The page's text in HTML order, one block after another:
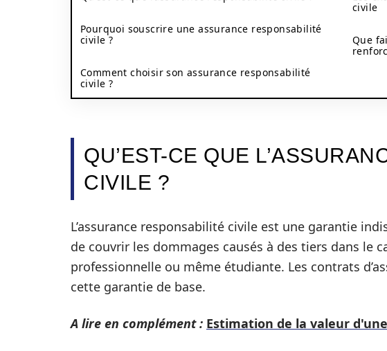
Pourquoi souscrire une assurance responsabilité
civile ?
Comment choisir son assurance responsabilité
civile ?
civile
Que
QU’EST-CE QUE
CIVILE ?
L’assurance responsabilité civile est une garantie
de couvrir les dommages causés à des tiers dans le
professionnelle ou même étudiante. Les contrats
cette garantie de base.
A lire en complément : Estimation de la valeur